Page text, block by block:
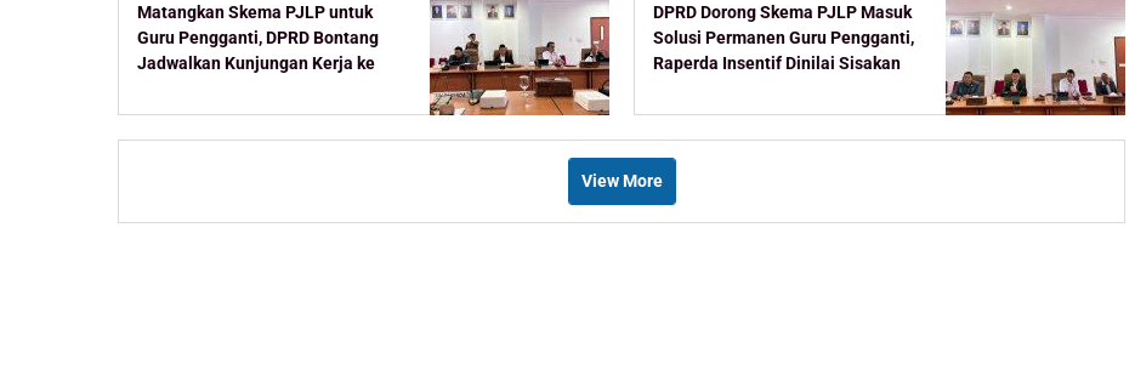
Matangkan Skema PJLP untuk
Guru Pengganti, DPRD Bontang
Jadwalkan Kunjungan Kerja ke
DPRD Dorong Skema PJLP Masuk
Solusi Permanen Guru Pengganti,
Raperda Insentif Dinilai Sisakan
View More